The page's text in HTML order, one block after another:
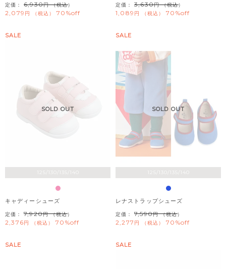
定価： 6,930 （税込）
2,079 税込 70%off
定価： 3,630 （税込）
1,089 税込 70%off
125/130/135/140
SOLD OUT
SALE
キャディーシューズ
定価： 7,920 （税込）
2,376 税込 70%off
125/130/135/140
SOLD OUT
SALE
レナストラップシューズ
定価： 7,590 （税込）
2,277 税込 70%off
SALE SALE